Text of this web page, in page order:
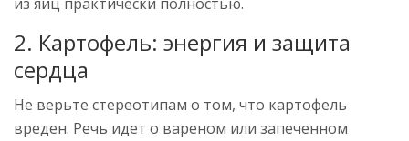
2. Картофель: энергия и защита
сердца
Не верьте стереотипам о том, что картофель
вреден. Речь идет о вареном или запеченном